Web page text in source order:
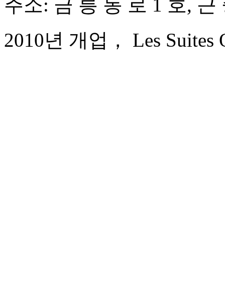
주소: 금 릉 동 로 1 호, 근
2010년 개업， Les Suites